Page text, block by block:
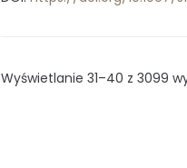
Wyświetlanie 31–40 z 3099